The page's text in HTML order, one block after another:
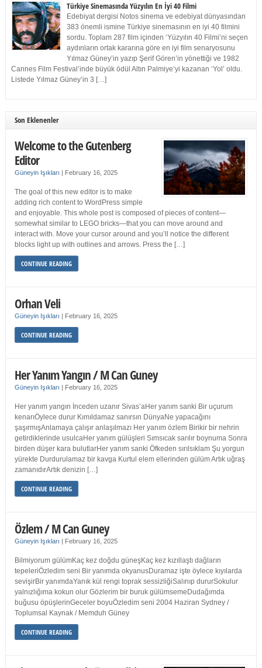
Türkiye Sinemasında Yüzyılın En İyi 40 Filmi
Edebiyat dergisi Notos sinema ve edebiyat dünyasından
383 önemli ismine Türkiye sinemasının en iyi 40 filmini
sordu. Toplam 287 film içinden ‘Yüzyılın 40 Filmi’ni seçen
aydınların ortak kararına göre en iyi film senaryosunu
Yılmaz Güney’in yazıp Şerif Gören’in yönettiği ve 1982
Cannes Film Festival’inde büyük ödül Altın Palmiye’yi kazanan ‘Yol’ oldu.
Listede Yılmaz Güney’in 3 […]
Son Eklenenler
Welcome to the Gutenberg
Editor
Güneyin Işıkları | February 16, 2025
The goal of this new editor is to make
adding rich content to WordPress simple
and enjoyable. This whole post is composed of pieces of content—
somewhat similar to LEGO bricks—that you can move around and
interact with. Move your cursor around and you’ll notice the different
blocks light up with outlines and arrows. Press the […]
CONTINUE READING
Orhan Veli
Güneyin Işıkları | February 16, 2025
CONTINUE READING
Her Yanım Yangın / M Can Guney
Güneyin Işıkları | February 16, 2025
Her yanım yangın İnceden uzanır Sivas’aHer yanım sanki Bir uçurum
kenarıÖylece durur Kımıldamaz sanırsın DünyaNe yapacağını
şaşırmışAnlamaya çalışır anlaşılmazı Her yanım özlem Birikir bir nehrin
getirdiklerinde usulcaHer yanım gülüşleri Sımsıcak sarılır boynuma Sonra
birden düşer kara bulutlarHer yanım sanki Öfkeden sırılsıklam Şu yorgun
yürekte Durdurulamaz bir kavga Kurtul elem ellerinden gülüm Artık uğraş
zamanıdırArtık denizin […]
CONTINUE READING
Özlem / M Can Guney
Güneyin Işıkları | February 16, 2025
Bilmiyorum gülümKaç kez doğdu güneşKaç kez kızıllaştı dağların
tepeleriÖzledim seni Bir yanımda okyanusDuramaz işte öylece kıyılarda
sevişirBir yanımdaYanık kül rengi toprak sessizliğiSalınıp dururSokulur
yalnızlığıma kokun olur Gözlerim bir buruk gülümsemeDudağımda
buğusu öpüşlerinGeceler boyuÖzledim seni 2004 Haziran Sydney /
Toplumsal Kaynak / Memduh Güney
CONTINUE READING